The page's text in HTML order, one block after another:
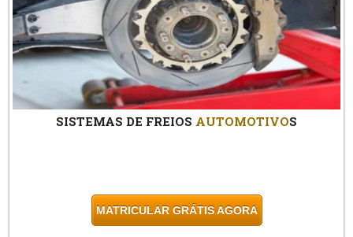
SISTEMAS DE FREIOS AUTOMOTIVOS
MATRICULAR GRÁTIS AGORA